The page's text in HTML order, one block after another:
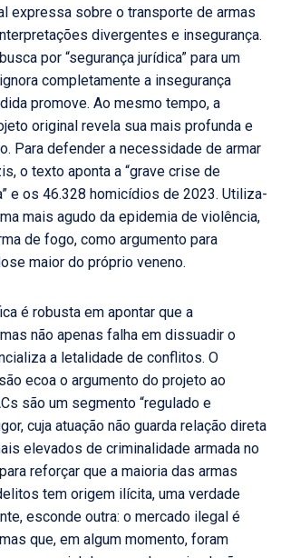
expressa sobre o transporte de armas
divergentes e insegurança.
por “segurança jurídica” para um
completamente a insegurança
promove. Ao mesmo tempo, a
original revela sua mais profunda e
Para defender a necessidade de armar
o texto aponta a “grave crise de
e os 46.328 homicídios de 2023. Utiliza-
mais agudo da epidemia de violência,
de fogo, como argumento para
maior do próprio veneno.
é robusta em apontar que a
não apenas falha em dissuadir o
a letalidade de conflitos. O
ecoa o argumento do projeto ao
são um segmento “regulado e
cuja atuação não guarda relação direta
elevados de criminalidade armada no
reforçar que a maioria das armas
tem origem ilícita, uma verdade
esconde outra: o mercado ilegal é
que, em algum momento, foram